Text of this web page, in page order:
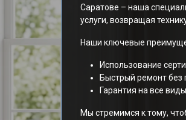
Саратове – наша
услуги, возвращая
Наши ключевые
Использование
Быстрый ремонт без
Гарантия на все
Мы стремимся к тому,